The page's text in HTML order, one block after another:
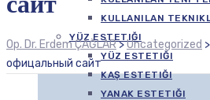
KULLANILAN
YÜZ ESTETIĞI
YÜZ ESTETIĞI
KAŞ ESTETIĞI
YANAK ESTETIĞI
Op. Dr. Erdem ÇAĞLAR>Uncategorized >
офицальный сайт